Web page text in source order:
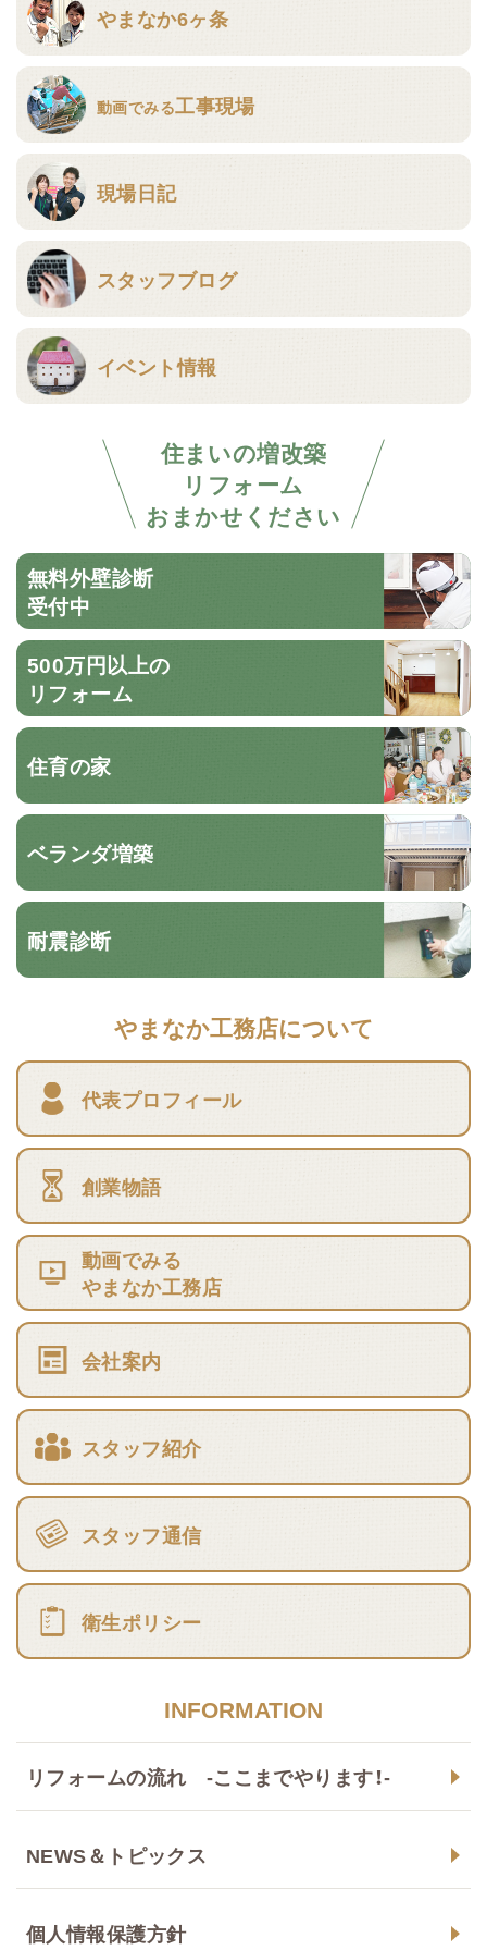
やまなか6ヶ条
動画でみる工事現場
現場日記
スタッフブログ
イベント情報
住まいの増改築
リフォーム
おまかせください
無料外壁診断
受付中
500万円以上の
リフォーム
住育の家
ベランダ増築
耐震診断
やまなか工務店について
代表プロフィール
創業物語
動画でみる
やまなか工務店
会社案内
スタッフ紹介
スタッフ通信
衛生ポリシー
INFORMATION
リフォームの流れ -ここまでやります！-
NEWS＆トピックス
個人情報保護方針